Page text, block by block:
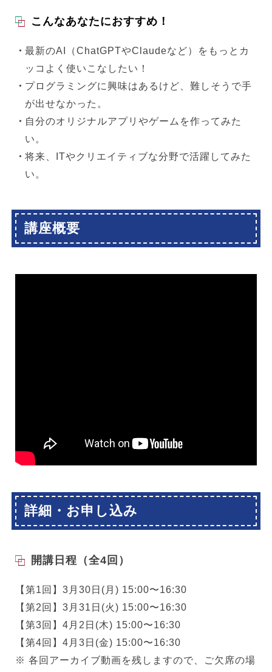
こんなあなたにおすすめ！
最新のAI（ChatGPTやClaudeなど）をもっとカ
ッコよく使いこなしたい！
プログラミングに興味はあるけど、難しそうで手
が出せなかった。
自分のオリジナルアプリやゲームを作ってみた
い。
将来、ITやクリエイティブな分野で活躍してみた
い。
講座概要
詳細・お申し込み
開講日程（全4回）
【第1回】3月30日(月) 15:00〜16:30
【第2回】3月31日(火) 15:00〜16:30
【第3回】4月2日(木) 15:00〜16:30
【第4回】4月3日(金) 15:00〜16:30
※ 各回アーカイブ動画を残しますので、ご欠席の場